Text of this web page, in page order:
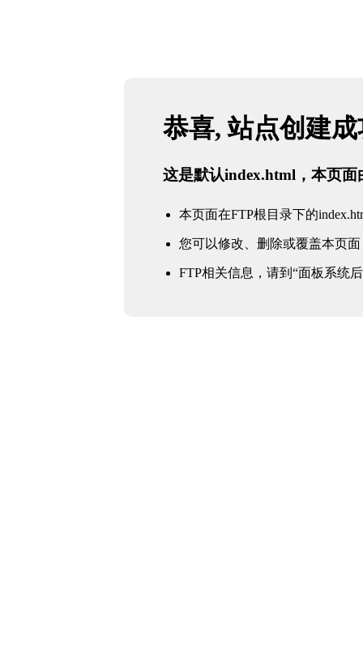
恭喜, 站点创建
这是默认index.html，本页面
本页面在FTP根目录下的
您可以修改、删除或覆盖本页面
FTP相关信息，请到“面板系统